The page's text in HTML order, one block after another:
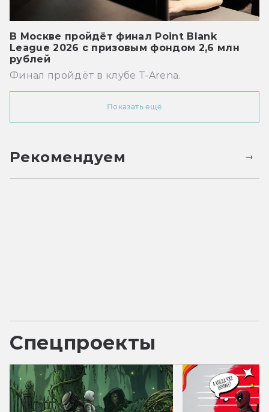
В Москве пройдёт финал Point Blank
League 2026 с призовым фондом 2,6 млн
рублей
Финал пройдёт в клубе T-Arena.
Показать ещё
Рекомендуем
Спецпроекты